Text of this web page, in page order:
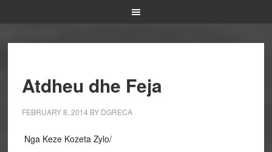
Atdheu dhe Feja
FEBRUARY 8, 2014 BY DGRECA
Nga Keze Kozeta Zylo/